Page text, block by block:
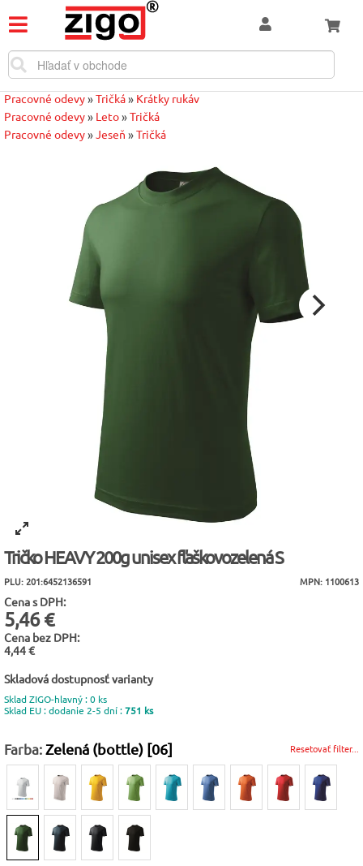
Pracovné odevy»Tričká» Krátky rukáv
Pracovné odevy» Leto»Tričká
Pracovné odevy»Jeseň »Tričká
Tričko HEAVY 200g unisex fľaškovozelená S
PLU: 201:6452136591 MPN: 1100613
Cena s DPH:
5,46 €
Cena bez DPH:
4,44 €
Skladová dostupnosť varianty
Sklad ZIGO-hlavný : 0 ks
Sklad EU : dodanie 2-5 dní :751 ks
Resetovať filter...
Farba: Zelená (bottle) [06]